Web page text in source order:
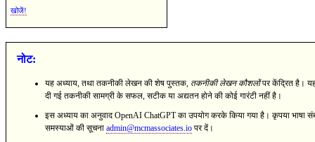
खोजें!
नोट:
यह अध्याय, तथा तकनीकी लेखन की शेष पुस्तक, तकनीकी लेखन कौशलोंपर केंद्रित है।
दी गई तकनीकी सामग्री के सफल, सटीक या अद्यतन होने की कोई गारंटी नहीं है।
इस अध्याय का अनुवाद OpenAI ChatGPT का उपयोग करके किया गया है। कृपया भाषा
समस्याओं की सूचना admin@mcmassociates.io पर दें।